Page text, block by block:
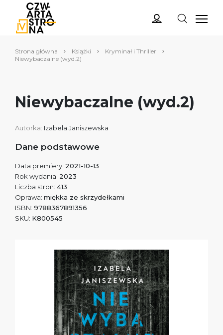
Strona główna Książki
Kryminał i Thriller
Niewybaczalne (wyd.2)
Niewybaczalne (wyd.2)
Autorka: Izabela Janiszewska
Dane podstawowe
Data premiery: 2021-10-13
Rok wydania: 2023
Liczba stron: 413
Oprawa: miękka ze skrzydełkami
ISBN: 9788367891356
SKU: K800545